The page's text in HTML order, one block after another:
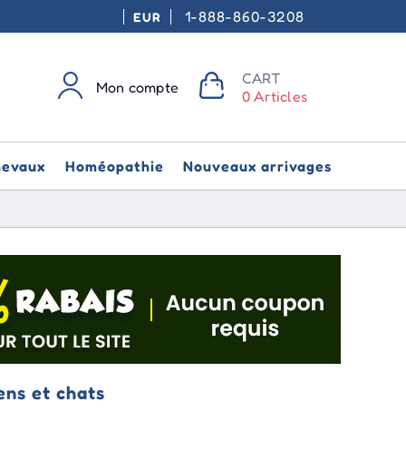
EUR 1-888-860-3208
Mon compte
CART
0 Articles
Homéopathie Nouveaux arrivages
et chats